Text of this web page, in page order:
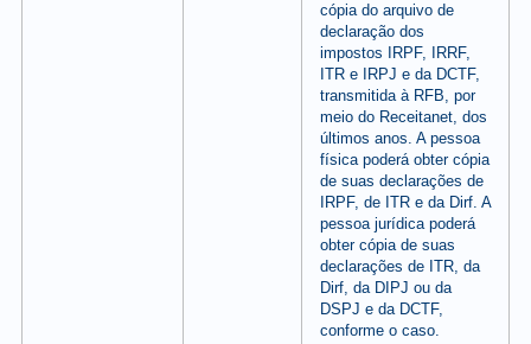
cópia do arquivo de
declaração dos
impostos IRPF, IRRF,
ITR e IRPJ e da DCTF,
transmitida à RFB, por
meio do Receitanet, dos
últimos anos. A pessoa
física poderá obter cópia
de suas declarações de
IRPF, de ITR e da Dirf. A
pessoa jurídica poderá
obter cópia de suas
declarações de ITR, da
Dirf, da DIPJ ou da
DSPJ e da DCTF,
conforme o caso.